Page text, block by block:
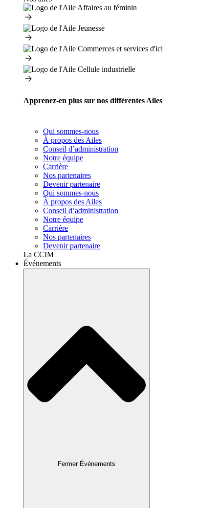
Apprenez-en plus sur nos différentes Ailes
Qui sommes-nous
À propos des Ailes
Conseil d’administration
Notre équipe
Carrière
Nos partenaires
Devenir partenaire
Qui sommes-nous
À propos des Ailes
Conseil d’administration
Notre équipe
Carrière
Nos partenaires
Devenir partenaire
La CCIM
Événements
Fermer Événements